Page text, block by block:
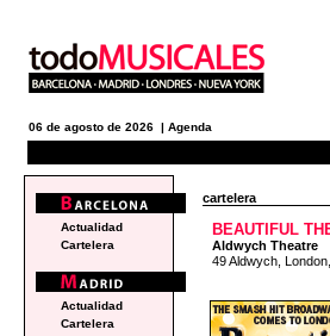
06 de agosto de 2026 | Agenda
cartelera
BEAUTIFUL
Aldwych Theatre
49 Aldwych,
Actualidad
Cartelera
Actualidad
Cartelera